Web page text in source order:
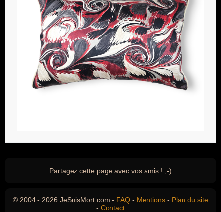
Partagez cette page avec vos amis ! ;-)
© 2004 - 2026 JeSuisMort.com - FAQ - Mentions - Plan du site
- Contact